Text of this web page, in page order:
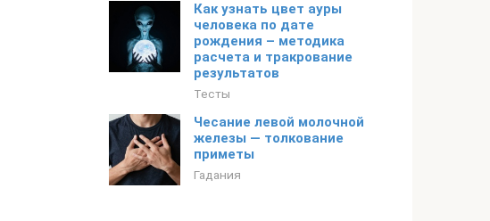
Как узнать цвет ауры
человека по дате
рождения – методика
расчета и тракрование
результатов
Тесты
Чесание левой молочной
железы — толкование
приметы
Гадания